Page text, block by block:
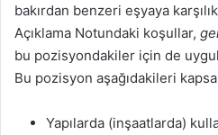
bakırdan benzeri eşyaya
Açıklama Notundaki koşullar,
bu pozisyondakiler için de
Bu pozisyon aşağıdakileri
Yapılarda (inşaatlarda)